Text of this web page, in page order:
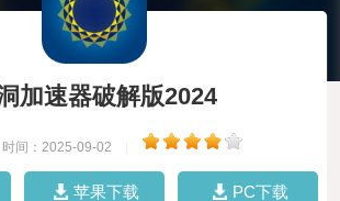
加速器破解版2024
时间：2025-09-02
苹果下载 PC下载